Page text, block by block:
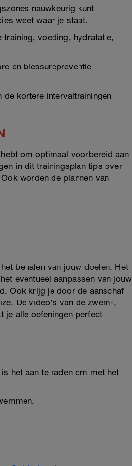
nauwkeurig kunt
weet waar je staat.
training, voeding, hydratatie,
en blessurepreventie
de kortere intervaltrainingen
om optimaal voorbereid aan
in dit trainingsplan tips over
worden de plannen van
behalen van jouw doelen. Het
eventueel aanpassen van jouw
Ook krijg je door de aanschaf
De video's van de zwem-,
je alle oefeningen perfect
het aan te raden om met het